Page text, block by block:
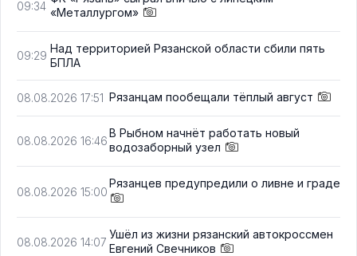
09:34 «Металлургом»
09:29
Над территорией Рязанской области сбили пять
БПЛА
08.08.2026 17:51 Рязанцам пообещали тёплый август
08.08.2026 16:46
В Рыбном начнёт работать новый
водозаборный узел
08.08.2026 15:00
Рязанцев предупредили о ливне и граде
08.08.2026 14:07
Ушёл из жизни рязанский автокроссмен
Евгений Свечников